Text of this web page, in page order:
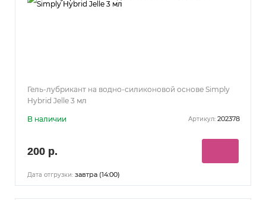
Гель-лубрикант на водно-силиконовой основе Simply
Hybrid Jelle 3 мл
В наличии Артикул: 202378
200 р.
Дата отгрузки: завтра (14:00)